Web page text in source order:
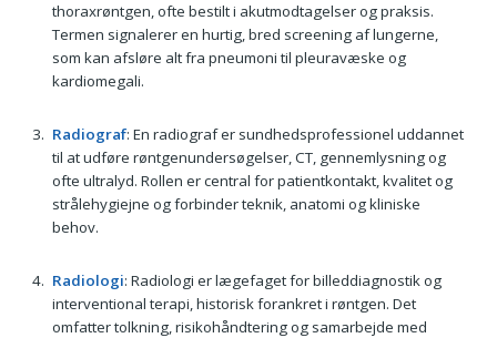
thoraxrøntgen, ofte bestilt i akutmodtagelser og praksis.
Termen signalerer en hurtig, bred screening af lungerne,
som kan afsløre alt fra pneumoni til pleuravæske og
kardiomegali.
Radiograf: En radiograf er sundhedsprofessionel uddannet
til at udføre røntgenundersøgelser, CT, gennemlysning og
ofte ultralyd. Rollen er central for patientkontakt, kvalitet og
strålehygiejne og forbinder teknik, anatomi og kliniske
behov.
Radiologi: Radiologi er lægefaget for billeddiagnostik og
interventional terapi, historisk forankret i røntgen. Det
omfatter tolkning, risikohåndtering og samarbejde med